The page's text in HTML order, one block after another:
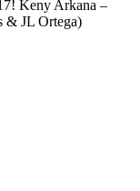
Keny Arkana –
& JL Ortega)